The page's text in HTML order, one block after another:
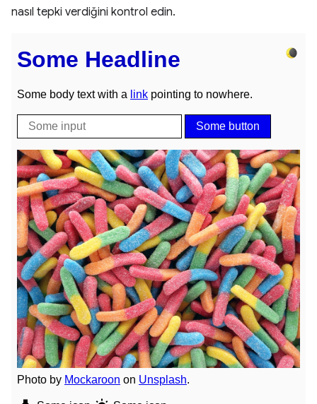
nasıl tepki verdiğini kontrol edin.